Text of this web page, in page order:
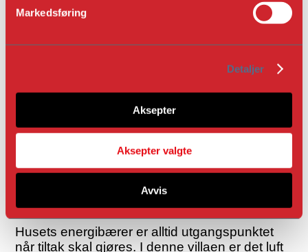
Markedsføring
Detaljer
Aksepter
Aksepter valgte
Avvis
Kan vurdere jordvarme
Husets energibærer er alltid utgangspunktet
når tiltak skal gjøres. I denne villaen er det luft